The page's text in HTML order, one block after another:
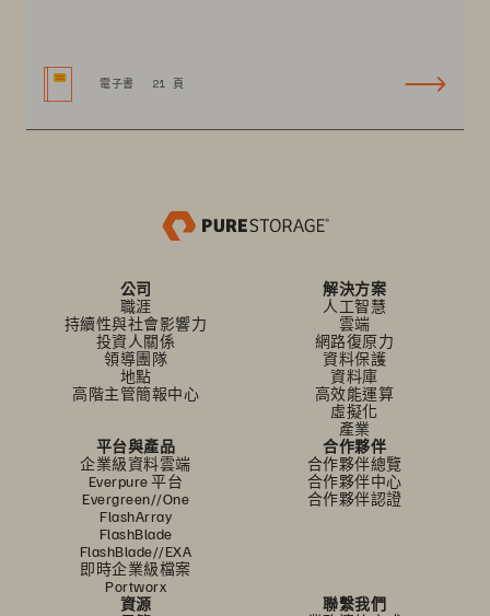
電子書 21 頁
公司
職涯
持續性與社會影響力
投資人關係
領導團隊
地點
高階主管簡報中心
解決方案
人工智慧
雲端
網路復原力
資料保護
資料庫
高效能運算
虛擬化
產業
平台與產品
企業級資料雲端
Everpure 平台
Evergreen//One
FlashArray
FlashBlade
FlashBlade//EXA
即時企業級檔案
Portworx
合作夥伴
合作夥伴總覽
合作夥伴中心
合作夥伴認證
資源
聯繫我們